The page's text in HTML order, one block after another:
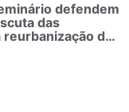
defendem
das
de